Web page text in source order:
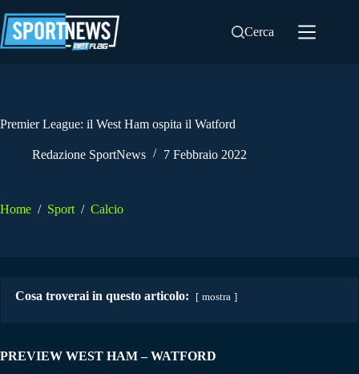
al
contenuto
Cerca
Premier League: il West Ham ospita il Watford
Redazione SportNews 7 Febbraio 2022
Home / Sport / Calcio
Cosa troverai in questo articolo: mostra
PREVIEW WEST HAM – WATFORD